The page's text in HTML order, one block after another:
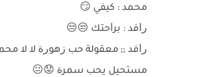
ﻣﺤﻤﺪ : ﻛﻴﻔﻲ 😏
ﺭﺍﻓﺪ : ﺑﺮﺍﺣﺘﻚ 😒😒
ﺭﺍﻓﺪ ;; ﻣﻌﻘﻮﻟﺔ ﺣﺐ ﺯﻫﻮﺭﺓ ﻻ ﻻ
ﻣﺴﺘﺤﻴﻞ ﻳﺤﺐ ﺳﻤﺮﺓ 😟😐